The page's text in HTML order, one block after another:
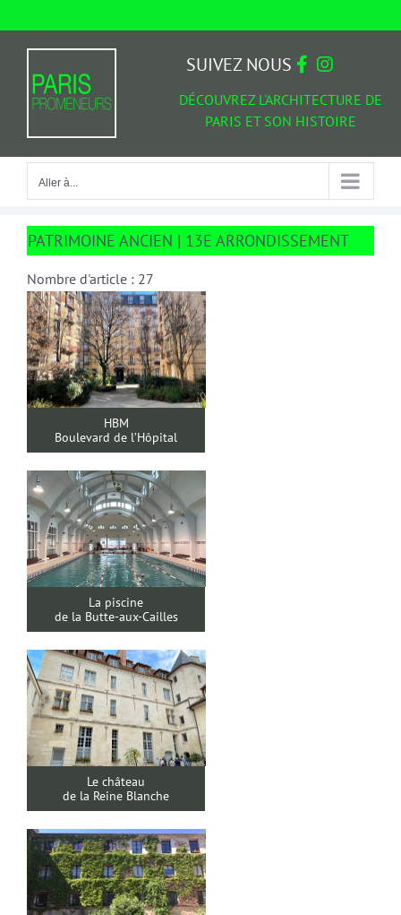
Aller à...
DÉCOUVREZ L'ARCHITECTURE DE
PARIS ET SON HISTOIRE
SUIVEZ NOUS
Aller à...
PATRIMOINE ANCIEN | 13E ARRONDISSEMENT
Nombre d'article : 27
HBM
Boulevard de l’Hôpital
La piscine
de la Butte-aux-Cailles
Le château
de la Reine Blanche